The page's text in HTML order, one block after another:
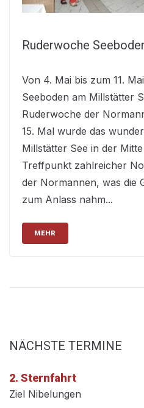
Ruderwoche
Von 4. Mai bis zum 11.
Seeboden am Millstätter
Ruderwoche der
15. Mal wurde das
Millstätter See in der
Treffpunkt zahlreicher
der Normannen, was die
zum Anlass nahm...
MEHR
NÄCHSTE TERMINE
2. Sternfahrt
Ziel Nibelungen